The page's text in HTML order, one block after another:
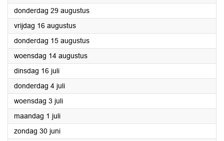
donderdag 29 augustus2024
vrijdag 16 augustus2024
donderdag 15 augustus2024
woensdag 14 augustus2024
dinsdag 16 juli2024
donderdag 4 juli2024
woensdag 3 juli2024
maandag 1 juli2024
zondag 30 juni2024